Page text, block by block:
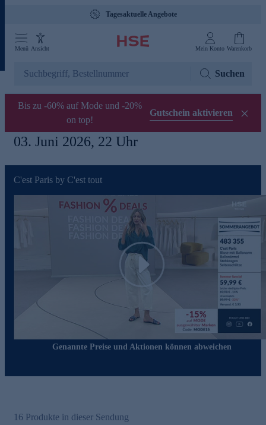
Tagesaktuelle Angebote
Menü Ansicht Mein Konto Warenkorb
Suchen
Bis zu -60% auf Mode und -20%
on top!
Gutschein aktivieren
03. Juni 2026, 22 Uhr
C'est Paris by C'est tout
Play
Genannte Preise und Aktionen können abweichen
16 Produkte in dieser Sendung